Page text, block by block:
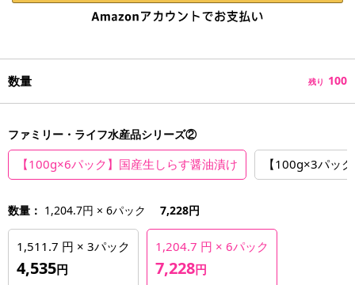
数量 残り 100
ファミリー・ライフ水産品シリーズ②
【100g×6パック】国産生しらす醤油漬け 【100g×3パッ
数量： 1,204.7円 × 6パック 7,228円
1,511.7 円 × 3パック
4,535円
1,204.7 円 × 6パック
7,228円